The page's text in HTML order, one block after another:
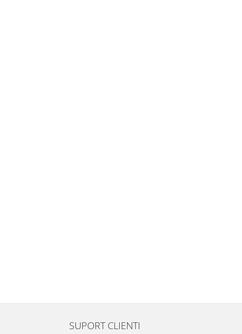
SUPORT CLIENTI